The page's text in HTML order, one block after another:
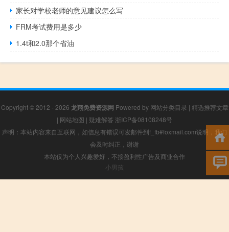
家长对学校老师的意见建议怎么写
FRM考试费用是多少
1.4t和2.0那个省油
Copyright © 2012 - 2026 龙翔免费资源网 Powered by 网站分类目录 | 精选推荐文章
| 网站地图 | 疑难解答 浙ICP备08108248号
声明：本站内容来自互联网，如信息有错误可发邮件到f_fb#foxmail.com说明，我们
会及时纠正，谢谢
本站仅为个人兴趣爱好，不接盈利性广告及商业合作
小男孩